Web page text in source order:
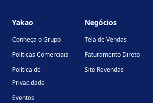
Yakao
Conheça o Grupo
Políticas Comerciais
Política de
Privacidade
Eventos
Negócios
Tela de Vendas
Faturamento Direto
Site Revendas